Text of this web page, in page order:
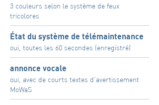
3 couleurs selon le système de feux
tricolores
État du système de télémaintenance
oui, toutes les 60 secondes (enregistré)
annonce vocale
oui, avec de courts textes d'avertissement
MoWaS